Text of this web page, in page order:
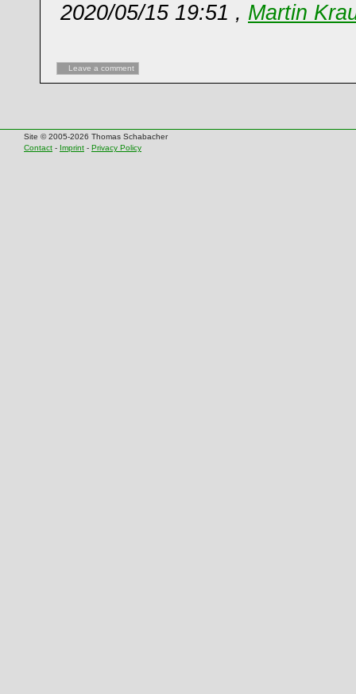
2020/05/15 19:51 , Martin
Leave a comment
Site © 2005-2026 Thomas Schabacher
Contact - Imprint - Privacy Policy